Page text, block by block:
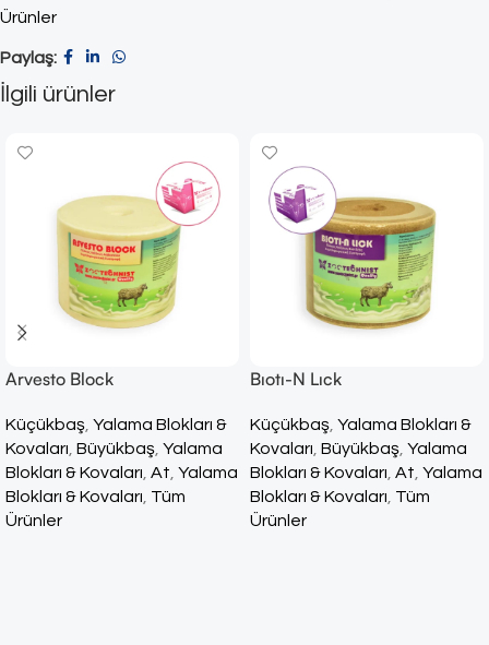
Ürünler
Paylaş:
İlgili ürünler
Arvesto Block
Küçükbaş Yalama Blokları &
Kovaları Büyükbaş Yalama
Blokları & Kovaları At Yalama
Blokları & Kovaları Tüm
Ürünler
Bıotı-N Lıck
Küçükbaş Yalama Blokları &
Kovaları Büyükbaş Yalama
Blokları & Kovaları At Yalama
Blokları & Kovaları Tüm
Ürünler